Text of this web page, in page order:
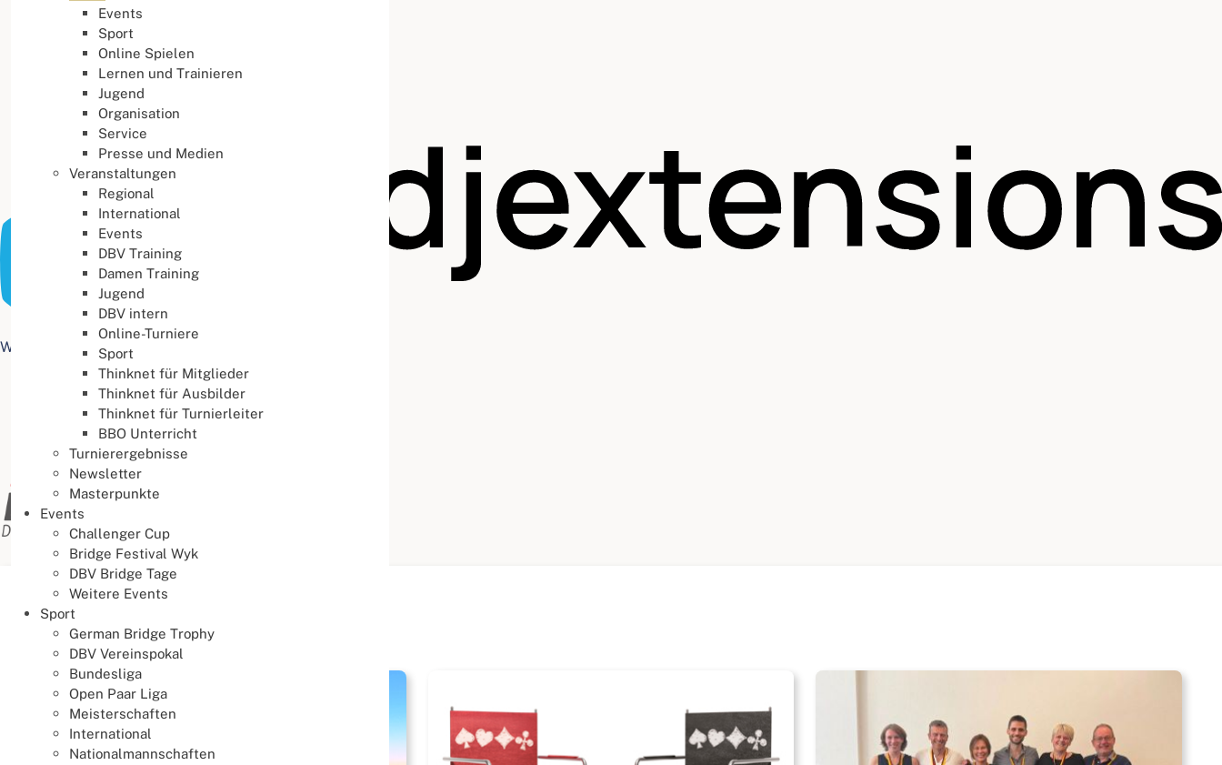
Buchstabenabstand
Web Accessibility plugin
Events
Sport
Online Spielen
Lernen und Trainieren
Jugend
Organisation
Service
Presse und Medien
Veranstaltungen
Regional
International
Events
DBV Training
Damen Training
Jugend
DBV intern
Online-Turniere
Sport
Thinknet für Mitglieder
Thinknet für Ausbilder
Thinknet für Turnierleiter
BBO Unterricht
Turnierergebnisse
Newsletter
Masterpunkte
Events
Challenger Cup
Bridge Festival Wyk
DBV Bridge Tage
Weitere Events
Sport
German Bridge Trophy
DBV Vereinspokal
Bundesliga
Open Paar Liga
Meisterschaften
International
Nationalmannschaften
Aktuelle Seite: Startseite
News